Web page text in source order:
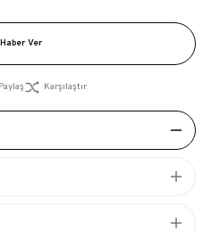
Ver
Paylaş Karşılaştır